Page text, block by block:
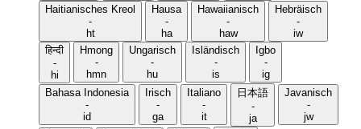
Haitianisches Kreol
-
ht
Hausa
-
ha
Hawaiianisch
-
haw
Hebräisch
-
iw
हिन्दी
-
hi
Hmong
-
hmn
Ungarisch
-
hu
Isländisch
-
is
Igbo
-
ig
Bahasa Indonesia
-
id
Irisch
-
ga
Italiano
-
it
日本語
-
ja
Javanisch
-
jw